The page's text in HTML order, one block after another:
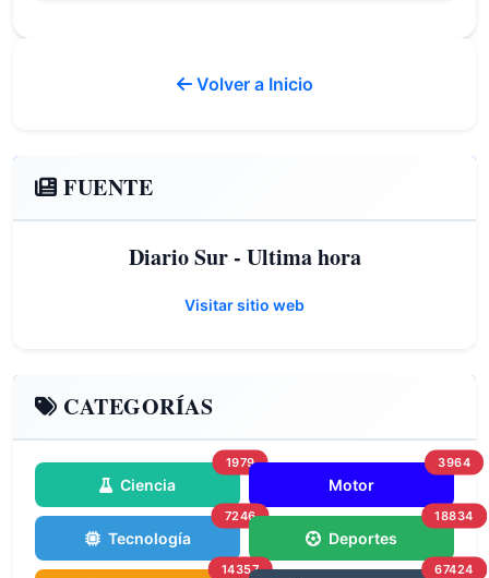
Volver a Inicio
FUENTE
Diario Sur - Ultima hora
Visitar sitio web
CATEGORÍAS
Ciencia
1979
Motor
3964
Tecnología
7246
Deportes
18834
14357 67424